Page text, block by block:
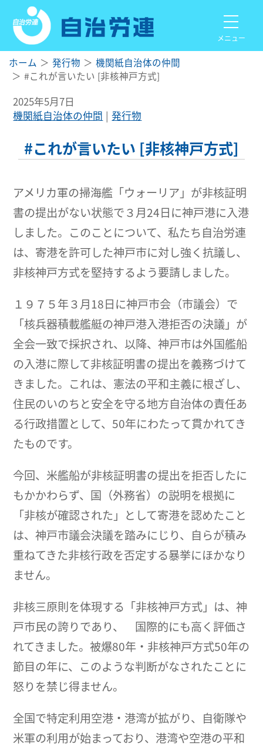
メニュー
ホーム 発行物
機関紙自治体の仲間
#これが言いたい [非核神戸方式]
2025年5月7日
機関紙自治体の仲間
発行物
#これが言いたい [非核神戸方式]
アメリカ軍の掃海艦「ウォーリア」が非核証明
書の提出がない状態で３月24日に神戸港に入港
しました。このことについて、私たち自治労連
は、寄港を許可した神戸市に対し強く抗議し、
非核神戸方式を堅持するよう要請しました。
１９７５年３月18日に神戸市会（市議会）で
「核兵器積載艦艇の神戸港入港拒否の決議」が
全会一致で採択され、以降、神戸市は外国艦船
の入港に際して非核証明書の提出を義務づけて
きました。これは、憲法の平和主義に根ざし、
住民のいのちと安全を守る地方自治体の責任あ
る行政措置として、50年にわたって貫かれてき
たものです。
今回、米艦船が非核証明書の提出を拒否したに
もかかわらず、国（外務省）の説明を根拠に
「非核が確認された」として寄港を認めたこと
は、神戸市議会決議を踏みにじり、自らが積み
重ねてきた非核行政を否定する暴挙にほかなり
ません。
非核三原則を体現する「非核神戸方式」は、神
戸市民の誇りであり、 国際的にも高く評価さ
れてきました。被爆80年・非核神戸方式50年の
節目の年に、このような判断がなされたことに
怒りを禁じ得ません。
全国で特定利用空港・港湾が拡がり、自衛隊や
米軍の利用が始まっており、港湾や空港の平和